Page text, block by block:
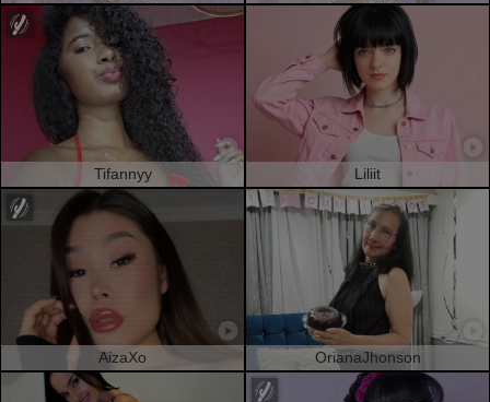
Tifannyy Liliit
AizaXo OrianaJhonson